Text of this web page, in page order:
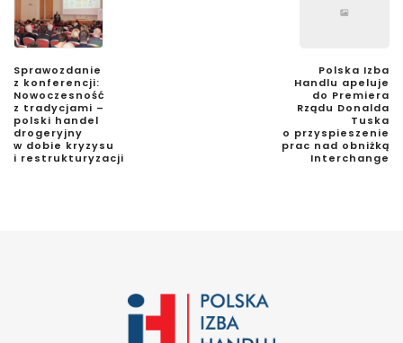
Sprawozdanie
z konferencji:
Nowoczesność
z tradycjami –
polski handel
drogeryjny
w dobie kryzysu
i restrukturyzacji
Polska Izba
Handlu apeluje
do Premiera
Rządu Donalda
Tuska
o przyspieszenie
prac nad obniżką
Interchange